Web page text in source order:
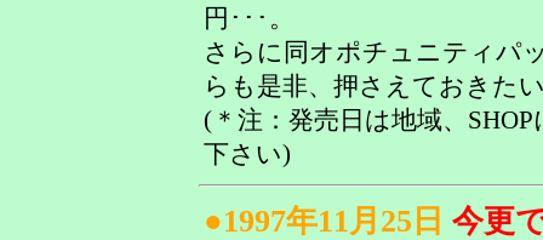
円･･･。
さらに同オポチュニティパ
らも是非、押さえておきた
(＊注：発売日は地域、
下さい)
●1997年11月25日 今更